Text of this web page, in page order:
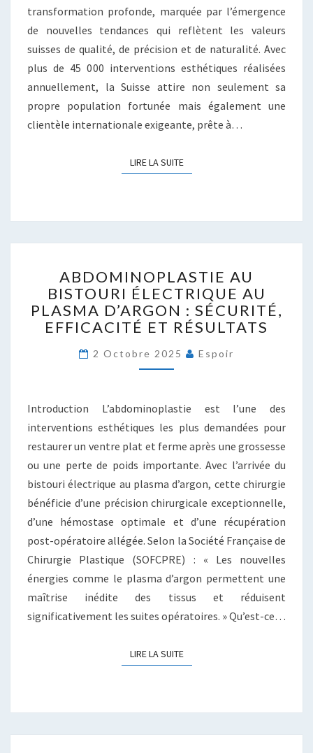
transformation profonde, marquée par l’émergence
de nouvelles tendances qui reflètent les valeurs
suisses de qualité, de précision et de naturalité. Avec
plus de 45 000 interventions esthétiques réalisées
annuellement, la Suisse attire non seulement sa
propre population fortunée mais également une
clientèle internationale exigeante, prête à…
LIRE LA SUITELIRE LA SUITE
AU
BISTOURI
ÉLECTRIQUE
AU
D’ARGON
:
ET
RÉSULTATS
ABDOMINOPLASTIE AU
BISTOURI ÉLECTRIQUE AU
PLASMA D’ARGON : SÉCURITÉ,
EFFICACITÉ ET RÉSULTATS
2 Octobre 2025 Espoir
Introduction L’abdominoplastie est l’une des
interventions esthétiques les plus demandées pour
restaurer un ventre plat et ferme après une grossesse
ou une perte de poids importante. Avec l’arrivée du
bistouri électrique au plasma d’argon, cette chirurgie
bénéficie d’une précision chirurgicale exceptionnelle,
d’une hémostase optimale et d’une récupération
post-opératoire allégée. Selon la Société Française de
Chirurgie Plastique (SOFCPRE) : « Les nouvelles
énergies comme le plasma d’argon permettent une
maîtrise inédite des tissus et réduisent
significativement les suites opératoires. » Qu’est-ce…
LIRE LA SUITELIRE LA SUITE